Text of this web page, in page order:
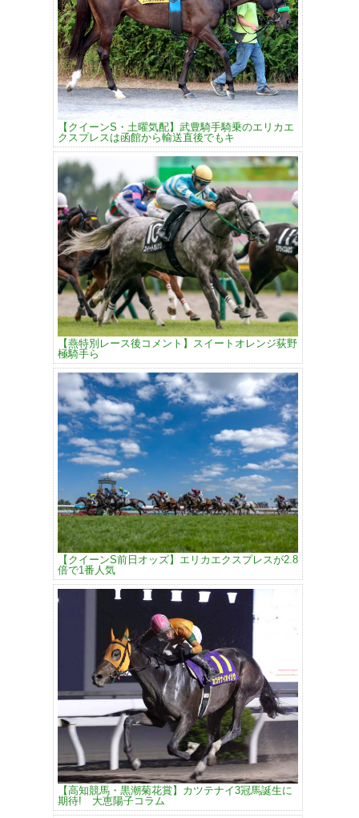
【クイーンS・土曜気配】武豊騎手騎乗のエリカエ
クスプレスは函館から輸送直後でもキ
【燕特別レース後コメント】スイートオレンジ荻野
極騎手ら
【クイーンS前日オッズ】エリカエクスプレスが2.8
倍で1番人気
【高知競馬・黒潮菊花賞】カツテナイ3冠馬誕生に
期待! 大恵陽子コラム